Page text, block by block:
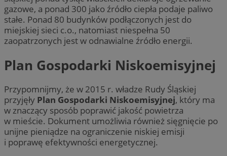
gazowe, a ponad 300 jako źródło ciepła podaje paliwo
stałe. Ponad 80 budynków podłączonych jest do
miejskiej sieci c.o., natomiast niespełna 50
zaopatrzonych jest w odnawialne źródło energii.
Plan Gospodarki Niskoemisyjnej
Przypomnijmy, że w 2015 r. władze Rudy Śląskiej
przyjęły Plan Gospodarki Niskoemisyjnej, który ma
w znaczący sposób poprawić jakość powietrza
w mieście. Dokument umożliwia również sięgnięcie po
unijne pieniądze na ograniczenie niskiej emisji
i poprawę efektywności energetycznej.